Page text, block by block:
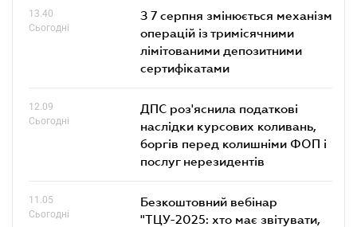
13.40
Сьогодні
З 7 серпня змінюється механізм
операцій із тримісячними
лімітованими депозитними
сертифікатами
12.09
Сьогодні
ДПС роз'яснила податкові
наслідки курсових коливань,
боргів перед колишніми ФОП і
послуг нерезидентів
11.05
Сьогодні
Безкоштовний вебінар
"ТЦУ-2025: хто має звітувати,